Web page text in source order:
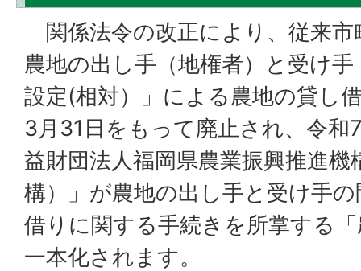
関係法令の改正により、従来
農地の出し手（地権者）と受け
設定(相対）」による農地の貸し
3月31日をもって廃止され、令和
益財団法人福岡県農業振興推進機
構）」が農地の出し手と受け手
借りに関する手続きを所掌する
一本化されます。